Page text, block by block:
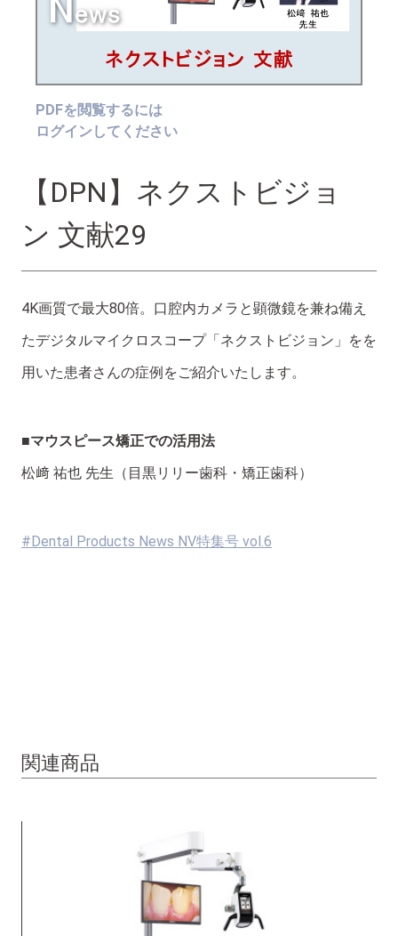
PDFを閲覧するには
ログインしてください
【DPN】ネクストビジョ
ン 文献29
4K画質で最大80倍。口腔内カメラと顕微鏡を兼ね備え
たデジタルマイクロスコープ「ネクストビジョン」をを
用いた患者さんの症例をご紹介いたします。
■マウスピース矯正での活用法
松﨑 祐也 先生（目黒リリー歯科・矯正歯科）
#Dental Products News NV特集号 vol.6
関連商品